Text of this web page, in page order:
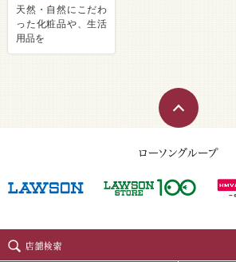
天然・自然にこだわ
った化粧品や、生活
用品を